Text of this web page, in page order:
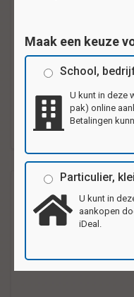
€6,95
Maak een keuze
School,
U kunt in deze
pak) online
Betalingen
Particulier,
U kunt in
aankopen
iDeal.